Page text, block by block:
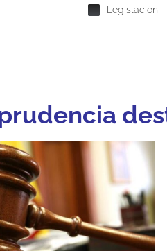
Legislación